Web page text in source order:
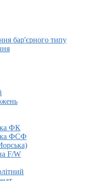
бар'єрного типу
ФК
ФСФ
F/W